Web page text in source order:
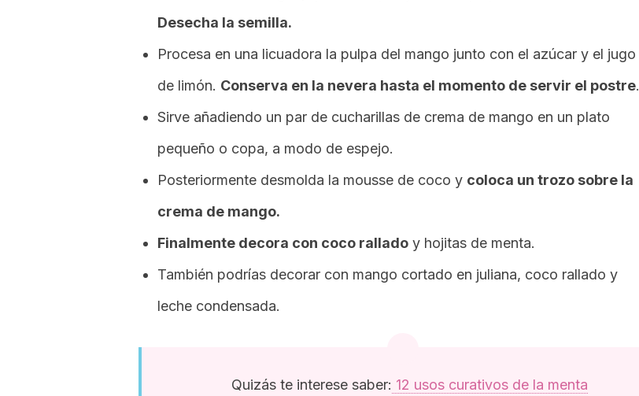
Desecha la semilla.
Procesa en una licuadora la pulpa del mango junto con el azúcar y el jugo
de limón. Conserva en la nevera hasta el momento de servir el postre.
Sirve añadiendo un par de cucharillas de crema de mango en un plato
pequeño o copa, a modo de espejo.
Posteriormente desmolda la mousse de coco y coloca un trozo sobre la
crema de mango.
Finalmente decora con coco rallado y hojitas de menta.
También podrías decorar con mango cortado en juliana, coco rallado y
leche condensada.
Quizás te interese saber: 12 usos curativos de la menta